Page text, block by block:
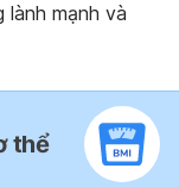
mạnh và
thể